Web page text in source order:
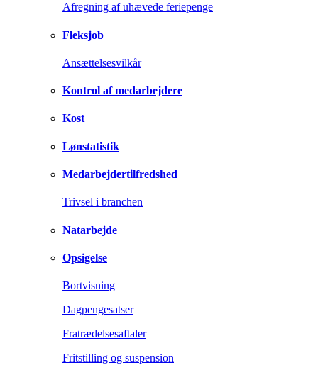
Afregning af uhævede feriepenge
Fleksjob
Ansættelsesvilkår
Kontrol af medarbejdere
Kost
Lønstatistik
Medarbejdertilfredshed
Trivsel i branchen
Natarbejde
Opsigelse
Bortvisning
Dagpengesatser
Fratrædelsesaftaler
Fritstilling og suspension